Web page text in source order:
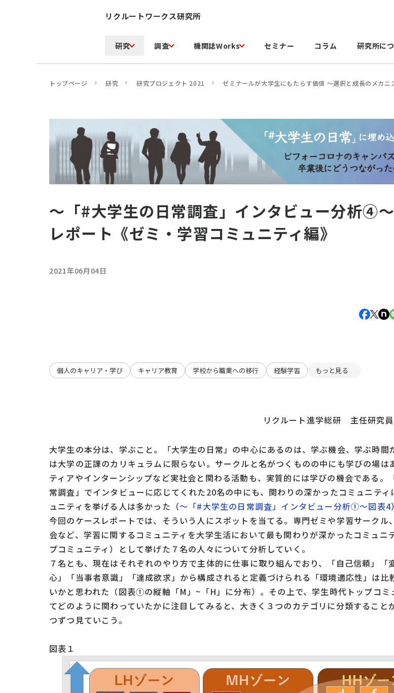
リクルートワークス研究所
研究 調査 機関誌Works セミナー コラム 研究所に
トップページ 研究 研究プロジェクト 2021 ゼミナールが大学生にもたらす価値 ～選択と成長のメカニ
～「#大学生の日常調査」インタビュー分析④
レポート《ゼミ・学習コミュニティ編》
2021年06月04日
個人のキャリア・学び キャリア教育 学校から職業への移行 経験学習 もっと見る
リクルート進学総研 主任研究員
大学生の本分は、学ぶこと。「大学生の日常」の中心にあるのは、学ぶ機会、学ぶ時間
は大学の正課のカリキュラムに限らない。サークルと名がつくものの中にも学びの場は
ティアやインターンシップなど実社会と関わる活動も、実質的には学びの機会である。
常調査」でインタビューに応じてくれた20名の中にも、関わりの深かったコミュニティ
ュニティを挙げる人は多かった（～「#大学生の日常調査」インタビュー分析①～図表4
今回のケースレポートでは、そういう人にスポットを当てる。専門ゼミや学習サークル
会など、学習に関するコミュニティを大学生活において最も関わりが深かったコミュニ
プコミュニティ）として挙げた７名の人々について分析していく。
７名とも、現在はそれぞれのやり方で主体的に仕事に取り組んでおり、「自己信頼」「
心」「当事者意識」「達成欲求」から構成されると定義づけられる「環境適応性」は比
いかと思われた（図表①の縦軸「M」~「H」に分布）。その上で、学生時代トップコミ
てどのように関わっていたかに注目してみると、大きく３つのカテゴリに分類すること
つずつ見ていこう。
図表１